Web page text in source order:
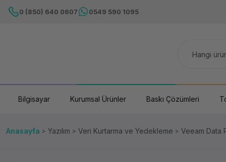
0 (850) 640 0607 0549 590 1095
Bilgisayar Kurumsal Ürünler Baskı Çözümleri
Anasayfa Yazılım Veri Kurtarma ve Yedekleme Veeam Data